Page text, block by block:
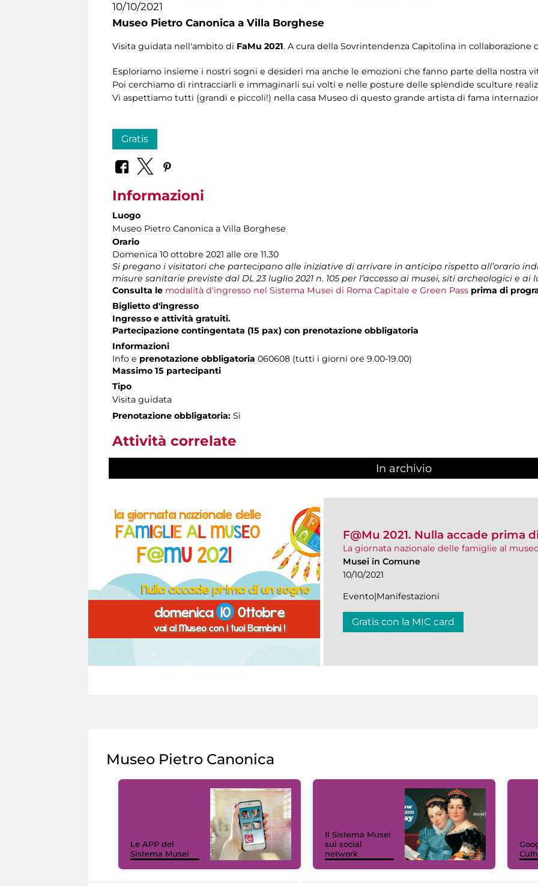
10/10/2021
Museo Pietro Canonica a Villa Borghese
Visita guidata nell'ambito di FaMu 2021. A cura della Sovrintendenza Capitolina in
Esploriamo insieme i nostri sogni e desideri ma anche le emozioni che fanno parte della nostra
Poi cerchiamo di rintracciarli e immaginarli sui volti e nelle posture delle splendide sculture
Vi aspettiamo tutti (grandi e piccoli!) nella casa Museo di questo grande artista di fama
Gratis
Informazioni
Luogo
Museo Pietro Canonica a Villa Borghese
Orario
Domenica 10 ottobre 2021 alle ore 11.30
Si pregano i visitatori che partecipano alle iniziative di arrivare in anticipo rispetto all’orario
misure sanitarie previste dal DL 23 luglio 2021 n. 105 per l’accesso ai musei, siti archeologici e
Consulta le modalità d'ingresso nel Sistema Musei di Roma Capitale e Green Pass prima di
Biglietto d'ingresso
Ingresso e attività gratuiti.
Partecipazione contingentata (15 pax) con prenotazione obbligatoria
Informazioni
Info e prenotazione obbligatoria 060608 (tutti i giorni ore 9.00-19.00)
Massimo 15 partecipanti
Tipo
Visita guidata
Prenotazione obbligatoria: Sì
Attività correlate
In archivio
F@Mu 2021. Nulla accade prima
La giornata nazionale delle famiglie al
Musei in Comune
10/10/2021
Evento|Manifestazioni
Gratis con la MIC card
Museo Pietro Canonica
Le APP del
Sistema Musei
Il Sistema Musei
sui social
network